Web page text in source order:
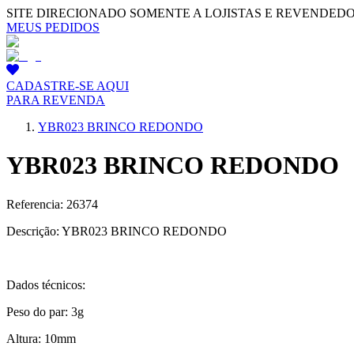
SITE DIRECIONADO SOMENTE A LOJISTAS E
MEUS PEDIDOS
CADASTRE-SE AQUI
PARA REVENDA
YBR023 BRINCO REDONDO
YBR023 BRINCO REDONDO
Referencia: 26374
Descrição: YBR023 BRINCO REDONDO
Dados técnicos:
Peso do par: 3g
Altura: 10mm